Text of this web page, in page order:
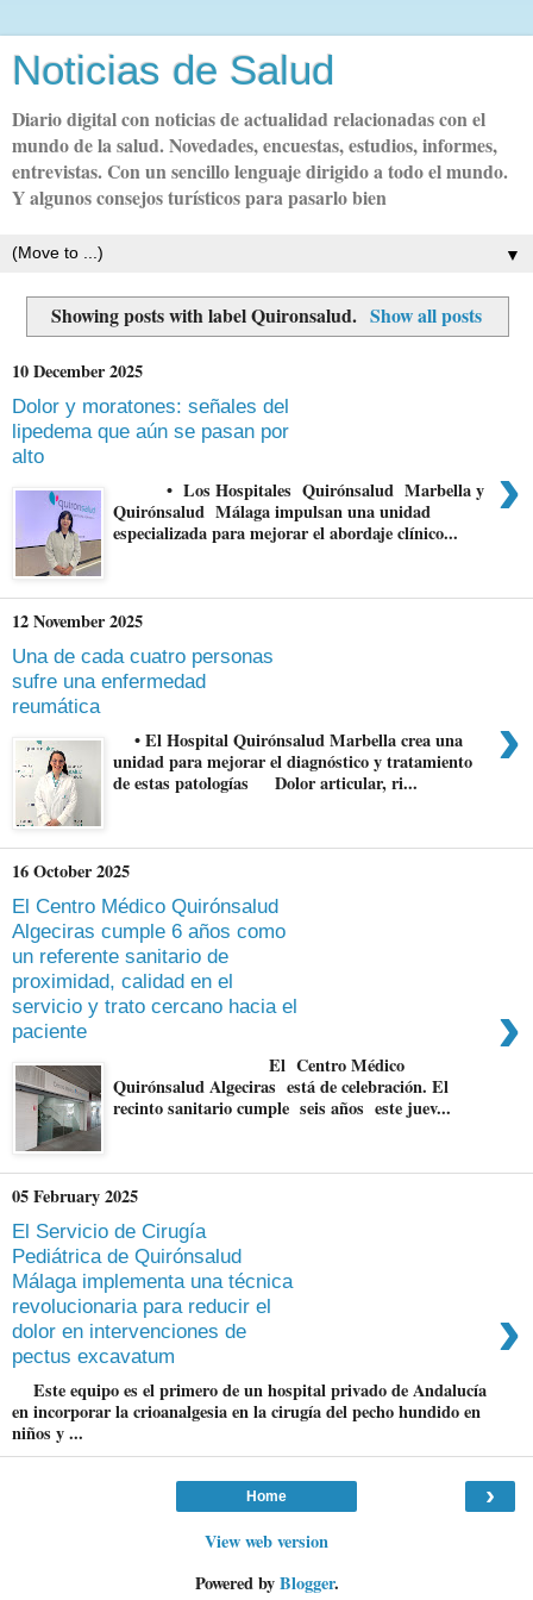
Noticias de Salud
Diario digital con noticias de actualidad relacionadas con el
mundo de la salud. Novedades, encuestas, estudios, informes,
entrevistas. Con un sencillo lenguaje dirigido a todo el mundo.
Y algunos consejos turísticos para pasarlo bien
▼
Showing posts with labelQuironsalud. Show all posts
10 December 2025
Dolor y moratones: señales del
lipedema que aún se pasan por
alto
›
• Los Hospitales Quirónsalud Marbella y
Quirónsalud Málaga impulsan una unidad
especializada para mejorar el abordaje clínico...
12 November 2025
Una de cada cuatro personas
sufre una enfermedad
reumática
›
• El Hospital Quirónsalud Marbella crea una
unidad para mejorar el diagnóstico y tratamiento
de estas patologías Dolor articular, ri...
16 October 2025
El Centro Médico Quirónsalud
Algeciras cumple 6 años como
un referente sanitario de
proximidad, calidad en el
servicio y trato cercano hacia el
paciente
›
El Centro Médico
Quirónsalud Algeciras está de celebración. El
recinto sanitario cumple seis años este juev...
05 February 2025
El Servicio de Cirugía
Pediátrica de Quirónsalud
Málaga implementa una técnica
revolucionaria para reducir el
dolor en intervenciones de
pectus excavatum
›
Este equipo es el primero de un hospital privado de Andalucía
en incorporar la crioanalgesia en la cirugía del pecho hundido en
niños y ...
›
Home
View web version
Powered byBlogger.